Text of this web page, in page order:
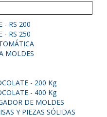
- RS 200
- RS 250
MOLDES
- 200 Kg
- 400 Kg
DE MOLDES
Y PIEZAS SÓLIDAS